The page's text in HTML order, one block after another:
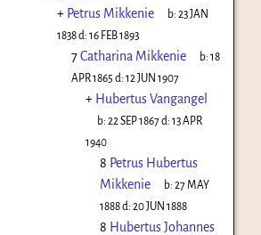
+ Petrus Mikkenie b:23 JAN
1838d: 16 FEB 1893
7Catharina Mikkenie b:18
APR 1865 d: 12 JUN 1907
+ Hubertus Vangangel
b:22 SEP 1867d:13 APR
1940
8 Petrus Hubertus
Mikkenie
b:27 MAY
1888d: 20 JUN 1888
8 Hubertus Johannes